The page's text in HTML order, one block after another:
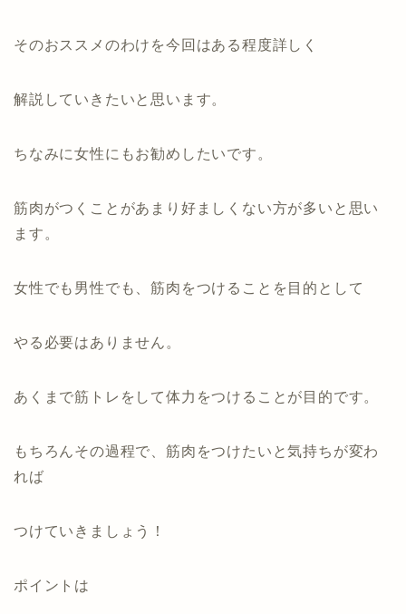
そのおススメのわけを今回はある程度詳しく
解説していきたいと思います。
ちなみに女性にもお勧めしたいです。
筋肉がつくことがあまり好ましくない方が多いと思い
ます。
女性でも男性でも、筋肉をつけることを目的として
やる必要はありません。
あくまで筋トレをして体力をつけることが目的です。
もちろんその過程で、筋肉をつけたいと気持ちが変わ
れば
つけていきましょう！
ポイントは